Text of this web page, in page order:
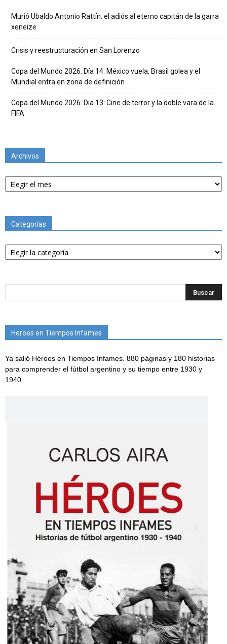
Murió Ubaldo Antonio Rattín: el adiós al eterno capitán de la garra
xeneize
Crisis y reestructuración en San Lorenzo
Copa del Mundo 2026. Día 14: México vuela, Brasil golea y el
Mundial entra en zona de definición
Copa del Mundo 2026. Dia 13: Cine de terror y la doble vara de la
FIFA
Archivos
Archivos
Categorías
Categorías
Heroes en Tiempos Infames
Ya salió Héroes en Tiempos Infames. 880 páginas y 180 historias
para comprender el fútbol argentino y su tiempo entre 1930 y
1940.